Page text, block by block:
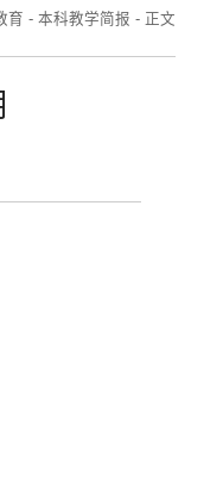
育 - 本科教学简报 - 正文